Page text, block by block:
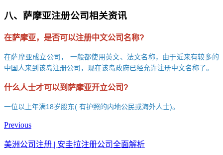
八、萨摩亚注册公司相关资讯
在萨摩亚，是否可以注册中文公司名称?
在萨摩亚成立公司，
一般都使用英文、法文名称，由于近来有较多的
中国人来到该岛注册公司，现在该岛政府已经允许注册中文名称了。
什么人士才可以到萨摩亚开立公司 ?
一位以上年满18岁股东( 有护照的内地公民或海外人士)。
Previous
美洲公司注册 | 安圭拉注册公司全面解析